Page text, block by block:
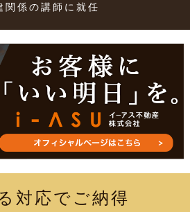
係の講師に就任
対応でご納得